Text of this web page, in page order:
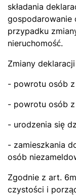
składania
gospodarowanie
przypadku
nieruchomość.
Zmiany
- powrotu osób
- powrotu osób
- urodzenia się
- zamieszkania
osób
Zgodnie z art.
czystości i